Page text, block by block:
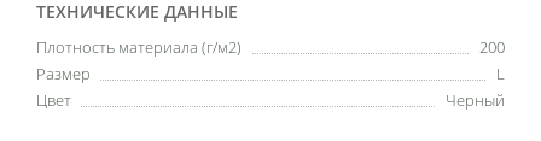
ТЕХНИЧЕСКИЕ ДАННЫЕ
Плотность материала (г/м2)
200
Размер
L
Цвет
Черный